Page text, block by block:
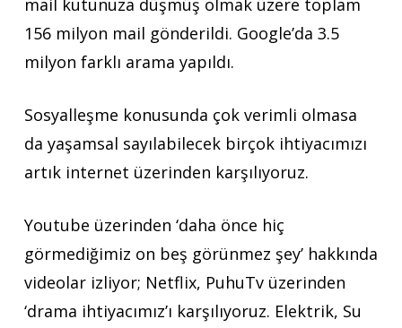
mail kutunuza düşmüş olmak üzere toplam
156 milyon mail gönderildi. Google’da 3.5
milyon farklı arama yapıldı.
Sosyalleşme konusunda çok verimli olmasa
da yaşamsal sayılabilecek birçok ihtiyacımızı
artık internet üzerinden karşılıyoruz.
Youtube üzerinden ‘daha önce hiç
görmediğimiz on beş görünmez şey’ hakkında
videolar izliyor; Netflix, PuhuTv üzerinden
‘drama ihtiyacımız’ı karşılıyoruz. Elektrik, Su